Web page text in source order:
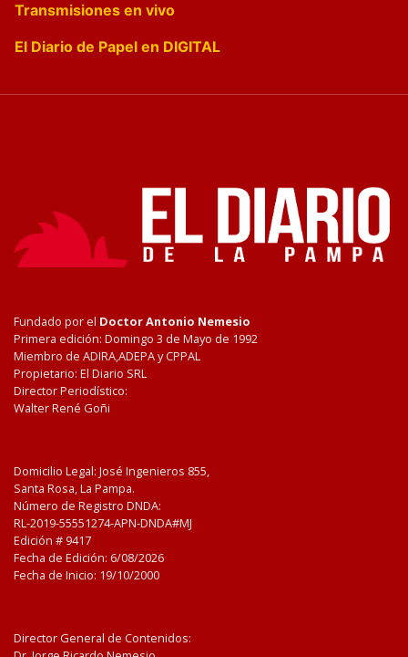
Transmisiones en vivo
El Diario de Papel en DIGITAL
Fundado por el Doctor Antonio Nemesio
Primera edición: Domingo 3 de Mayo de 1992
Miembro de ADIRA,ADEPA y CPPAL
Propietario: El Diario SRL
Director Periodístico:
Walter René Goñi
Domicilio Legal: José Ingenieros 855,
Santa Rosa, La Pampa.
Número de Registro DNDA:
RL-2019-55551274-APN-DNDA#MJ
Edición # 9417
Fecha de Edición: 6/08/2026
Fecha de Inicio: 19/10/2000
Director General de Contenidos: